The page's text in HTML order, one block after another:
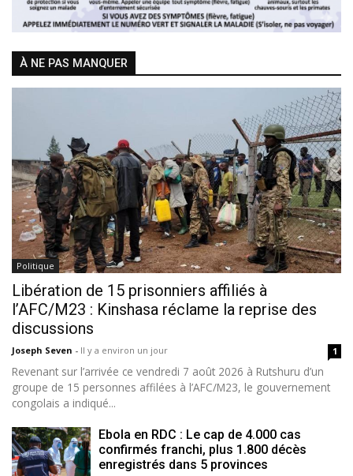
À NE PAS MANQUER
Politique
Libération de 15 prisonniers affiliés à
l’AFC/M23 : Kinshasa réclame la reprise des
discussions
Joseph Seven - Il y a environ un jour 1
Revenant sur l’arrivée ce vendredi 7 août 2026 à Rutshuru d’un
groupe de 15 personnes affilées à l’AFC/M23, le gouvernement
congolais a indiqué...
Ebola en RDC : Le cap de 4.000 cas
confirmés franchi, plus 1.800 décès
enregistrés dans 5 provinces